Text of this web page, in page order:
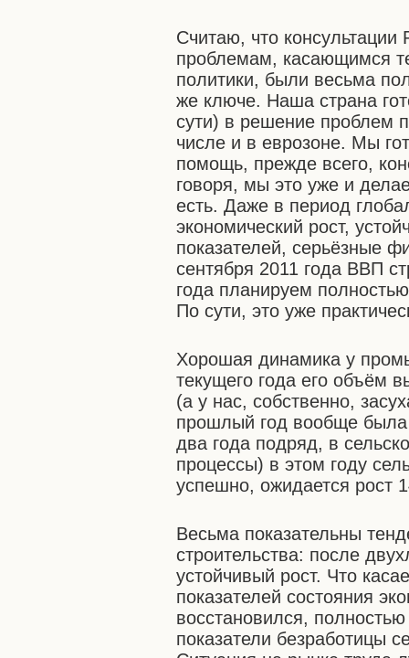
Считаю, что
проблемам, касающимся
политики, были весьма
же ключе. Наша страна
сути) в решение проблем
числе и в еврозоне. Мы
помощь, прежде всего,
говоря, мы это уже и
есть. Даже в период
экономический рост,
показателей, серьёзные
сентября 2011 года ВВП
года планируем
По сути, это уже
Хорошая динамика у
текущего года его объём
(а у нас, собственно,
прошлый год вообще была
два года подряд, в
процессы) в этом году
успешно, ожидается рост
Весьма показательны
строительства: после
устойчивый рост. Что
показателей состояния
восстановился,
показатели безработицы